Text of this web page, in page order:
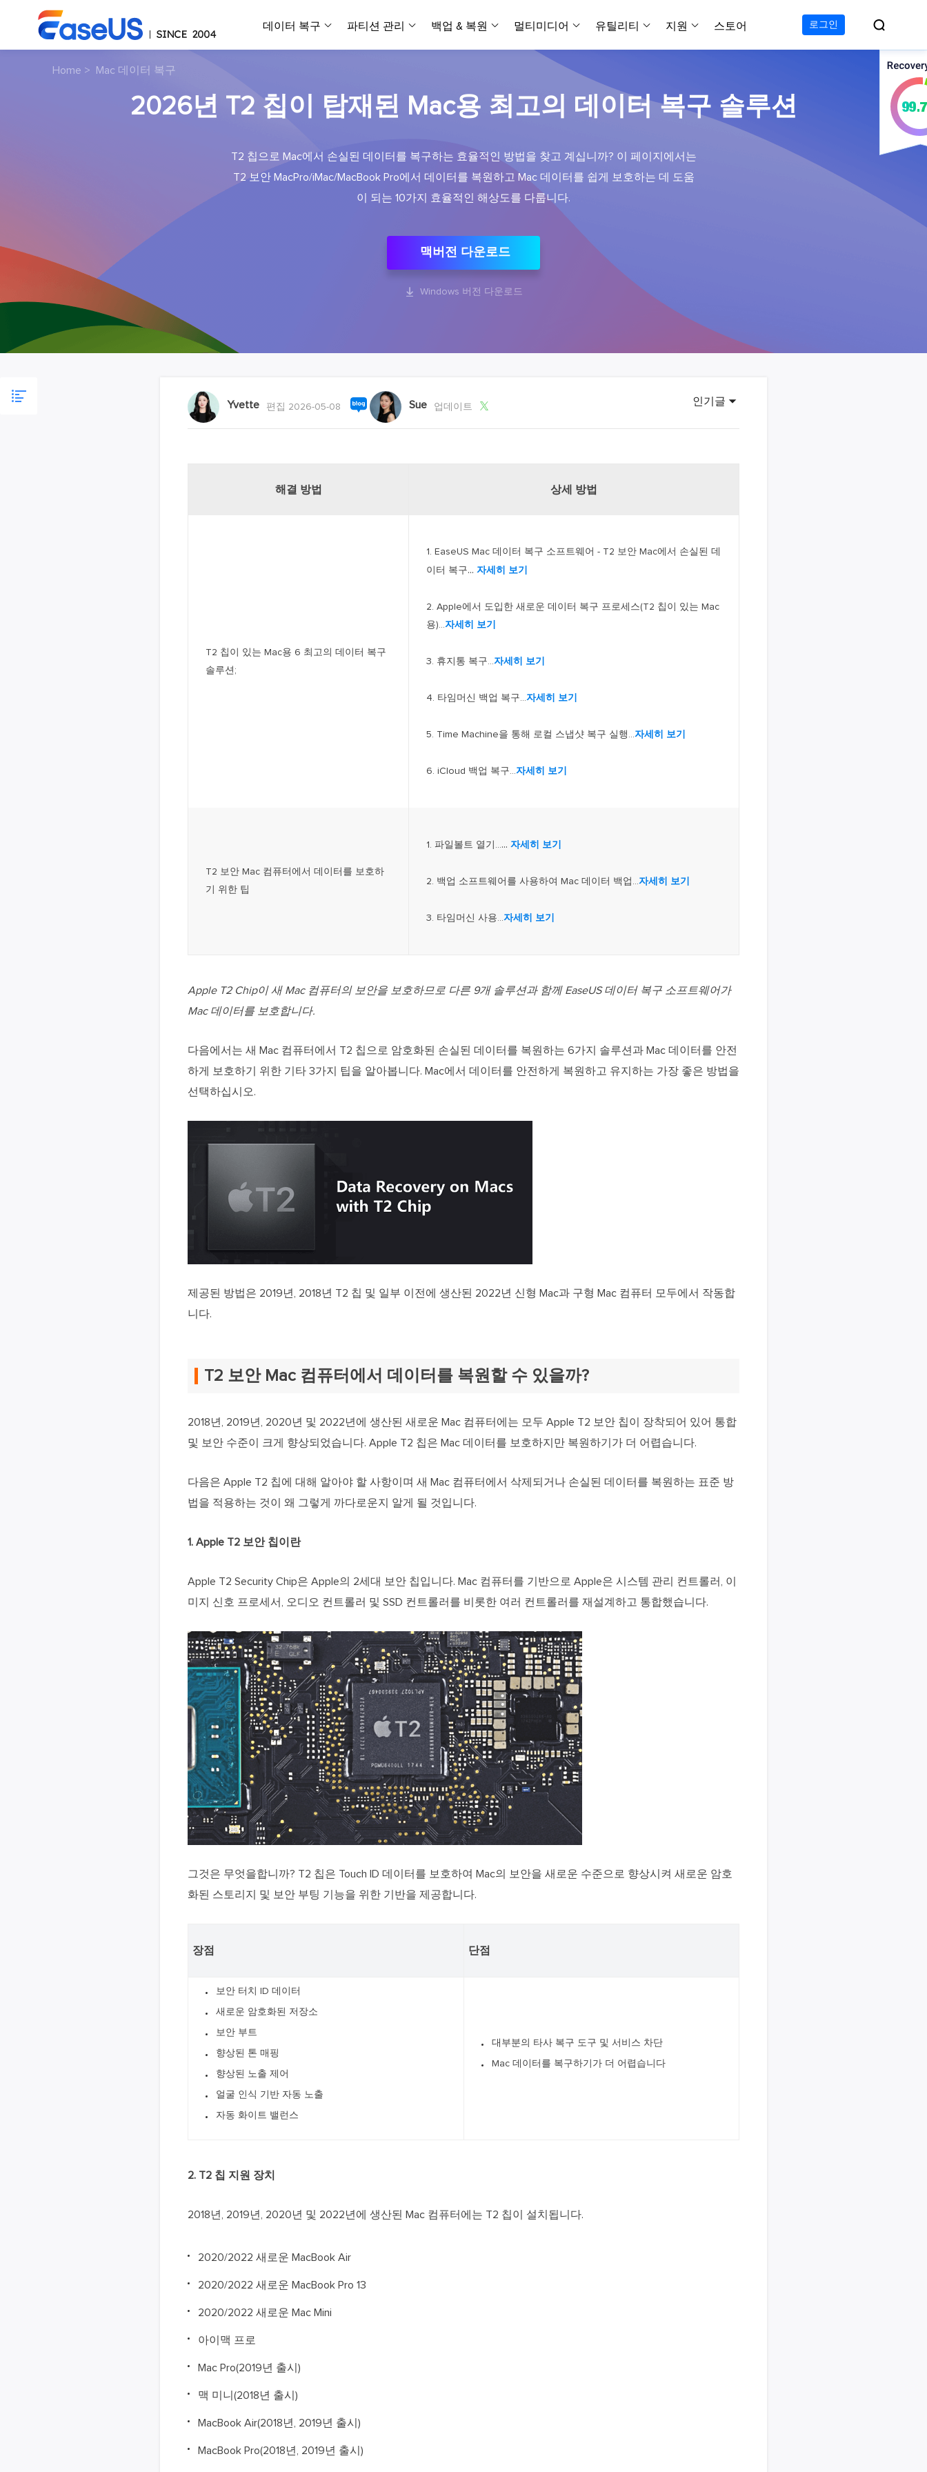
데이터 복구
Windows 데이터 복구
MobiSaver (iOS & Android)
모바일 데이터 복구
잃어버린 파티션 복구하기
AI 복원 AI-Powered
손상된 동영상, 사진 및 파일 복구
데이터 복구 무료
복구 유형
휴지통 비우기 복구
SD 카드 데이터 복구
USB 데이터 복구
데이터 복구 무료
데이터 복구 프로
데이터 복구 무료
Android기기
데이터 복구 무료
데이터 복구 프로
데이터 복구 App
손상된 동영상 복구
온라인 도구
온라인 동영상 복구
온리인 사진 복구
온리인 파일 복구
파티션 관리
개인 디스크 관리 툴
파티션 마스터 기업
비지니스 디스크 관리 최적화 프로그램
HDD/SSD 복제 프로그램
파티션 마스터 프로
SSD 마이그레이션
하드 디스크 복제 테크니션
백업 & 복원
투두 백업 개인버전
개인 백업 솔루션
투두 백업 테크니션
비지니스 백업 솔루션
중앙 집중식 백업 전략
투두 백업 홈
투두 백업 Mac
멀티미디어
스크린 캡쳐
RecExperts
스크린샷
무료 컴퓨터 캡쳐 도구
비디오 툴깃
비디오 에디터
간편한 동영상 편집 소프트웨어
동영상 다운로드 맟 음원 추출
실시간 AI 음성 변조 프로그램
iPhone용 벨소리 만들기
Windows버전 RecExperts
Mac버전 RecExperts
비디오 다운로더
비디오 다운로더 Mac 버
유틸리티
파일 관리
기타 제품
PC 간 데이터 전송
무비무버
iPhone 데이터 전송
간편한 전송 백업 및 복원 도구
Windows To Go 제작자
PC 전송 무료
PC 전송 프로
아이폰 데이터 전송 무료
아이폰 데이터 전송 프로
지원
가이드, 라이센스, 연락
다운로드
설치 프로그램 다운로드
스토어 로그인 
Home > Mac 데이터 복구
2026년 T2 칩이 탑재된 Mac용 최고의 데이터 복구 솔루션
T2 칩으로 Mac에서 손실된 데이터를 복구하는 효율적인 방법을 찾고 계십니까? 이 페이지에서는
T2 보안 MacPro/iMac/MacBook Pro에서 데이터를 복원하고 Mac 데이터를 쉽게 보호하는 데 도움
이 되는 10가지 효율적인 해상도를 다룹니다.
맥버전 다운로드
 Windows 버전 다운로드
Yvette 편집 2026-05-08 Sue 업데이트  인기글
해결 방법 상세 방법
T2 칩이 있는 Mac용 6 최고의 데이터 복구
솔루션;
1. EaseUS Mac 데이터 복구 소프트웨어 - T2 보안 Mac에서 손실된 데
이터 복구... 자세히 보기
2. Apple에서 도입한 새로운 데이터 복구 프로세스(T2 칩이 있는 Mac
용)...자세히 보기
3. 휴지통 복구...자세히 보기
4. 타임머신 백업 복구...자세히 보기
5. Time Machine을 통해 로컬 스냅샷 복구 실행...자세히 보기
6. iCloud 백업 복구...자세히 보기
T2 보안 Mac 컴퓨터에서 데이터를 보호하
기 위한 팁
1. 파일볼트 열기...... 자세히 보기
2. 백업 소프트웨어를 사용하여 Mac 데이터 백업...자세히 보기
3. 타임머신 사용...자세히 보기
Apple T2 Chip이 새 Mac 컴퓨터의 보안을 보호하므로 다른 9개 솔루션과 함께 EaseUS 데이터 복구 소프트웨어가
Mac 데이터를 보호합니다.
다음에서는 새 Mac 컴퓨터에서 T2 칩으로 암호화된 손실된 데이터를 복원하는 6가지 솔루션과 Mac 데이터를 안전
하게 보호하기 위한 기타 3가지 팁을 알아봅니다. Mac에서 데이터를 안전하게 복원하고 유지하는 가장 좋은 방법을
선택하십시오.
제공된 방법은 2019년, 2018년 T2 칩 및 일부 이전에 생산된 2022년 신형 Mac과 구형 Mac 컴퓨터 모두에서 작동합
니다.
T2 보안 Mac 컴퓨터에서 데이터를 복원할 수 있을까?
2018년, 2019년, 2020년 및 2022년에 생산된 새로운 Mac 컴퓨터에는 모두 Apple T2 보안 칩이 장착되어 있어 통합
및 보안 수준이 크게 향상되었습니다. Apple T2 칩은 Mac 데이터를 보호하지만 복원하기가 더 어렵습니다.
다음은 Apple T2 칩에 대해 알아야 할 사항이며 새 Mac 컴퓨터에서 삭제되거나 손실된 데이터를 복원하는 표준 방
법을 적용하는 것이 왜 그렇게 까다로운지 알게 될 것입니다.
1. Apple T2 보안 칩이란
Apple T2 Security Chip은 Apple의 2세대 보안 칩입니다. Mac 컴퓨터를 기반으로 Apple은 시스템 관리 컨트롤러, 이
미지 신호 프로세서, 오디오 컨트롤러 및 SSD 컨트롤러를 비롯한 여러 컨트롤러를 재설계하고 통합했습니다.
그것은 무엇을합니까? T2 칩은 Touch ID 데이터를 보호하여 Mac의 보안을 새로운 수준으로 향상시켜 새로운 암호
화된 스토리지 및 보안 부팅 기능을 위한 기반을 제공합니다.
장점 단점
보안 터치 ID 데이터
새로운 암호화된 저장소
보안 부트
향상된 톤 매핑
향상된 노출 제어
얼굴 인식 기반 자동 노출
자동 화이트 밸런스
대부분의 타사 복구 도구 및 서비스 차단
Mac 데이터를 복구하기가 더 어렵습니다
2. T2 칩 지원 장치
2018년, 2019년, 2020년 및 2022년에 생산된 Mac 컴퓨터에는 T2 칩이 설치됩니다.
2020/2022 새로운 MacBook Air
2020/2022 새로운 MacBook Pro 13
2020/2022 새로운 Mac Mini
아이맥 프로
Mac Pro(2019년 출시)
맥 미니(2018년 출시)
MacBook Air(2018년, 2019년 출시)
MacBook Pro(2018년, 2019년 출시)